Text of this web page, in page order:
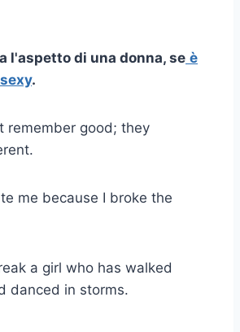
l'aspetto di una donna, se è
.
remember good; they
me because I broke the
a girl who has walked
danced in storms.